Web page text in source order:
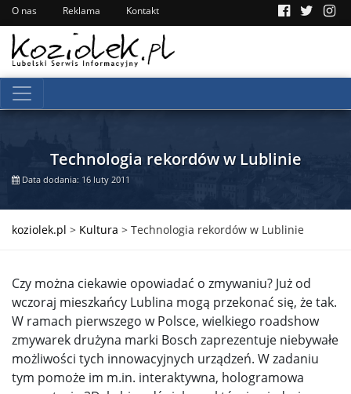
O nas Reklama Kontakt
Technologia rekordów w Lublinie
Data dodania: 16 luty 2011
koziolek.pl > Kultura > Technologia rekordów w Lublinie
Czy można ciekawie opowiadać o zmywaniu? Już od
wczoraj mieszkańcy Lublina mogą przekonać się, że tak.
W ramach pierwszego w Polsce, wielkiego roadshow
zmywarek drużyna marki Bosch zaprezentuje niebywałe
możliwości tych innowacyjnych urządzeń. W zadaniu
tym pomoże im m.in. interaktywna, hologramowa